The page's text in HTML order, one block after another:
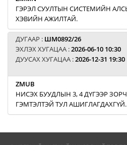
ГЭРЭЛ СУУЛТЫН СИСТЕМИЙН
ХЭВИЙН АЖИЛТАЙ.
ДУГААР : ШМ0892/26
ЭХЛЭХ ХУГАЦАА :2026-06-10 10:30
ДУУСАХ ХУГАЦАА :2026-12-31 19:30
ZMUB
НИСЭХ БУУДЛЫН 3, 4 ДҮГЭЭР
ГЭМТЭЛТЭЙ ТУЛ АШИГЛАГДАХГҮЙ.